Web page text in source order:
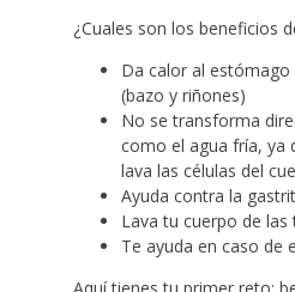
¿Cuales son los beneficios
Da calor al
(bazo y riñones)
No se transforma
como el agua fría, ya
lava las células del
Ayuda contra la
Lava tu cuerpo de las
Te ayuda en caso de